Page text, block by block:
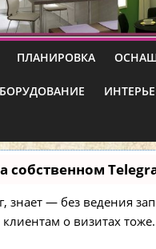
ПЛАНИРОВКА
собственном
знает — без ведения
клиентам о визитах